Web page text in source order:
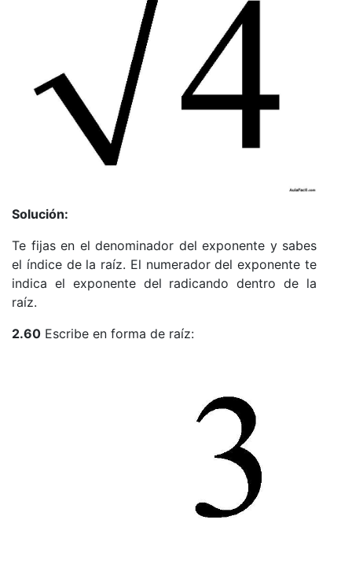
Solución:
Te fijas en el denominador del exponente y sabes
el índice de la raíz. El numerador del exponente te
indica el exponente del radicando dentro de la
raíz.
2.60 Escribe en forma de raíz: